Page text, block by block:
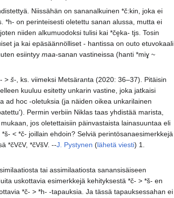
Niissähän on sananalkuinen *č:kin, joka ei
*h- on perinteisesti oletettu sanan alussa, mutta ei
niiden alkumuodoksi tulisi kai *če̮ka- tjs. Tosin
ja kai epäsäännölliset - hantissa on outo etuvokaali
esiintyymaa-sanan vastineissa (hanti *miɣ ~
> š-, ks. viimeksi Metsäranta (2020: 36–37). Pitäisin
kuuluu esitetty unkarin vastine, joka jatkaisi
ad hoc -oletuksia (ja näiden oikea unkarilainen
Permin verbiin Niklas taas yhdistää marista,
jos oletettaisiin päinvastaista lainasuuntaa eli
< *č- joillain ehdoin? Selviä perintösanaesimerkkejä
*čVčV, *čVšV. --J. Pystynen (lähetä viesti) 1.
tai assimilaatiosta sanansisäiseen
uskottavia esimerkkejä kehityksestä *č- > *š- en
*č- > *h- -tapauksia. Ja tässä tapauksessahan ei